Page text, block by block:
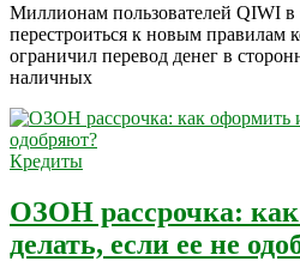
Миллионам пользователей QIWI
перестроиться к новым
ограничил перевод денег в
наличных
Кредиты
ОЗОН рассрочка:
делать, если ее не